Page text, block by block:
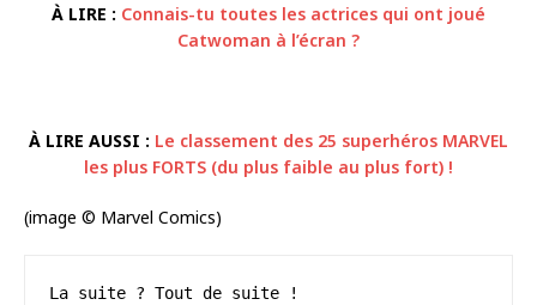
À LIRE : Connais-tu toutes les actrices qui ont joué
Catwoman à l’écran ?
À LIRE AUSSI : Le classement des 25 superhéros MARVEL
les plus FORTS (du plus faible au plus fort) !
(image © Marvel Comics)
La suite ? Tout de suite !